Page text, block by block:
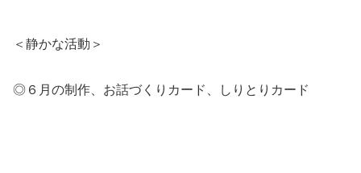
＜静かな活動＞
◎６月の制作、お話づくりカード、しりとりカード